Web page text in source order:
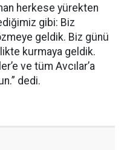
herkese yürekten
gibi: Biz
geldik. Biz günü
kurmaya geldik.
ve tüm Avcılar’a
dedi.